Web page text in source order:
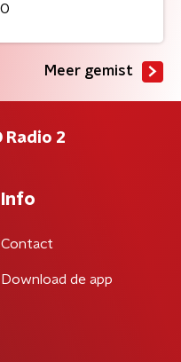
Meer gemist
Radio 2
Info
Contact
Download de app